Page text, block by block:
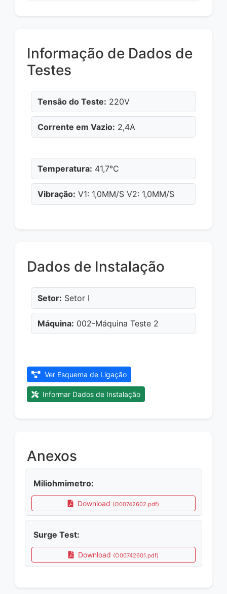
Informação de Dados de
Testes
Tensão do Teste: 220V
Corrente em Vazio: 2,4A
Temperatura: 41,7°C
Vibração: V1: 1,0MM/S V2: 1,0MM/S
Dados de Instalação
Setor: Setor I
Máquina: 002-Máquina Teste 2
Ver Esquema de Ligação
Informar Dados de Instalação
Anexos
Miliohmimetro:
Download (O00742602.pdf)
Surge Test:
Download (O00742601.pdf)